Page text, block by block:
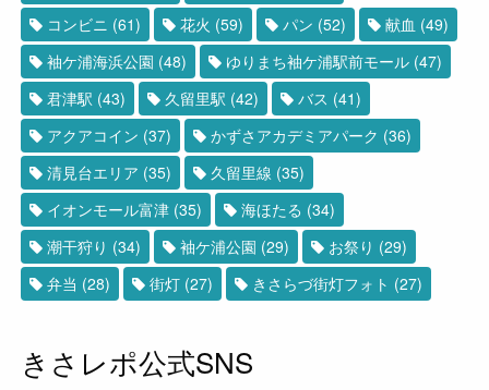
コンビニ (61) 花火 (59) パン (52) 献血 (49)
袖ケ浦海浜公園 (48) ゆりまち袖ケ浦駅前モール (47)
君津駅 (43) 久留里駅 (42) バス (41)
アクアコイン (37) かずさアカデミアパーク (36)
清見台エリア (35) 久留里線 (35)
イオンモール富津 (35) 海ほたる (34)
潮干狩り (34) 袖ケ浦公園 (29) お祭り (29)
弁当 (28) 街灯 (27) きさらづ街灯フォト (27)
きさレポ公式SNS